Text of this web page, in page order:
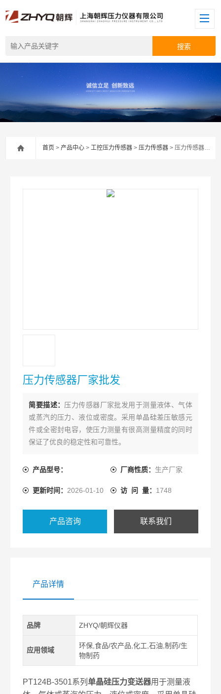
首页 >产品中心 >工控压力传感器 >压力传感器 > 压力传感器厂家批发
压力传感器厂家批发
简要描述： 压力传感器厂家批发用于测量液体、气体
或蒸汽的压力、液位或密度。采用单晶硅差压敏感元
件或全密封电容，使压力测量有很高测量精度的同时
保证了优良的稳定性和可靠性。
产品型号： 厂商性质： 生产厂家
更新时间： 2026-01-10 访 问 量： 1748
产品咨询 联系我们
产品详情
品牌 ZHYQ/朝辉仪器
应用领域
环保,食品/农产品,化工,石油,制药/生
物制药
PT124B-3501系列单晶硅压力变送器用于测量液